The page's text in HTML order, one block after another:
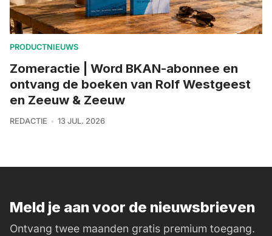
PRODUCTNIEUWS
Zomeractie | Word BKAN-abonnee en
ontvang de boeken van Rolf Westgeest
en Zeeuw & Zeeuw
REDACTIE 13 JUL. 2026
Meld je aan voor de nieuwsbrieven
Ontvang twee maanden gratis premium toegang.